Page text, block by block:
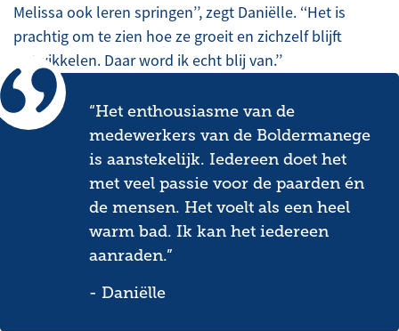
Melissa ook leren springen’’, zegt Daniëlle. ‘‘Het is
prachtig om te zien hoe ze groeit en zichzelf blijft
ontwikkelen. Daar word ik echt blij van.’’
“Het enthousiasme van de
medewerkers van de Boldermanege
is aanstekelijk. Iedereen doet het
met veel passie voor de paarden én
de mensen. Het voelt als een heel
warm bad. Ik kan het iedereen
aanraden.”
- Daniëlle